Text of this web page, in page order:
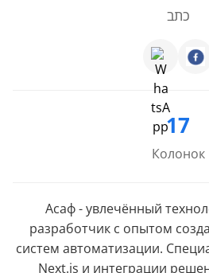
כתב
17
Колонок
Асаф - увлечённый
разработчик с опытом
систем автоматизации.
Next.js и интеграции